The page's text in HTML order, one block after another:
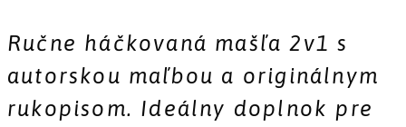
Ručne háčkovaná mašľa 2v1 s
autorskou maľbou a originálnym
rukopisom. Ideálny doplnok pre